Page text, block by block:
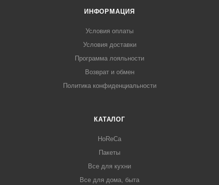
ИНФОРМАЦИЯ
Условия оплаты
Условия доставки
Программа лояльности
Возврат и обмен
Политика конфиденциальности
КАТАЛОГ
HoReCa
Пакеты
Все для кухни
Все для дома, быта